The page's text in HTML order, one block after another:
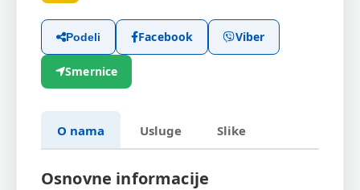
Podeli Facebook Viber
Smernice
O nama Usluge Slike
Osnovne informacije